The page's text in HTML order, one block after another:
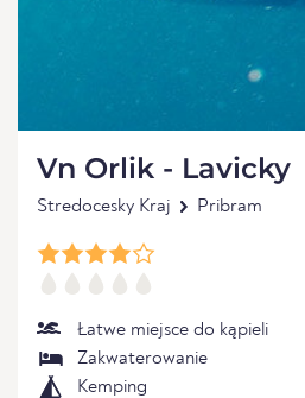
Vn Orlik - Lavicky
Stredocesky Kraj Pribram
Łatwe miejsce do kąpieli
Zakwaterowanie
Kemping